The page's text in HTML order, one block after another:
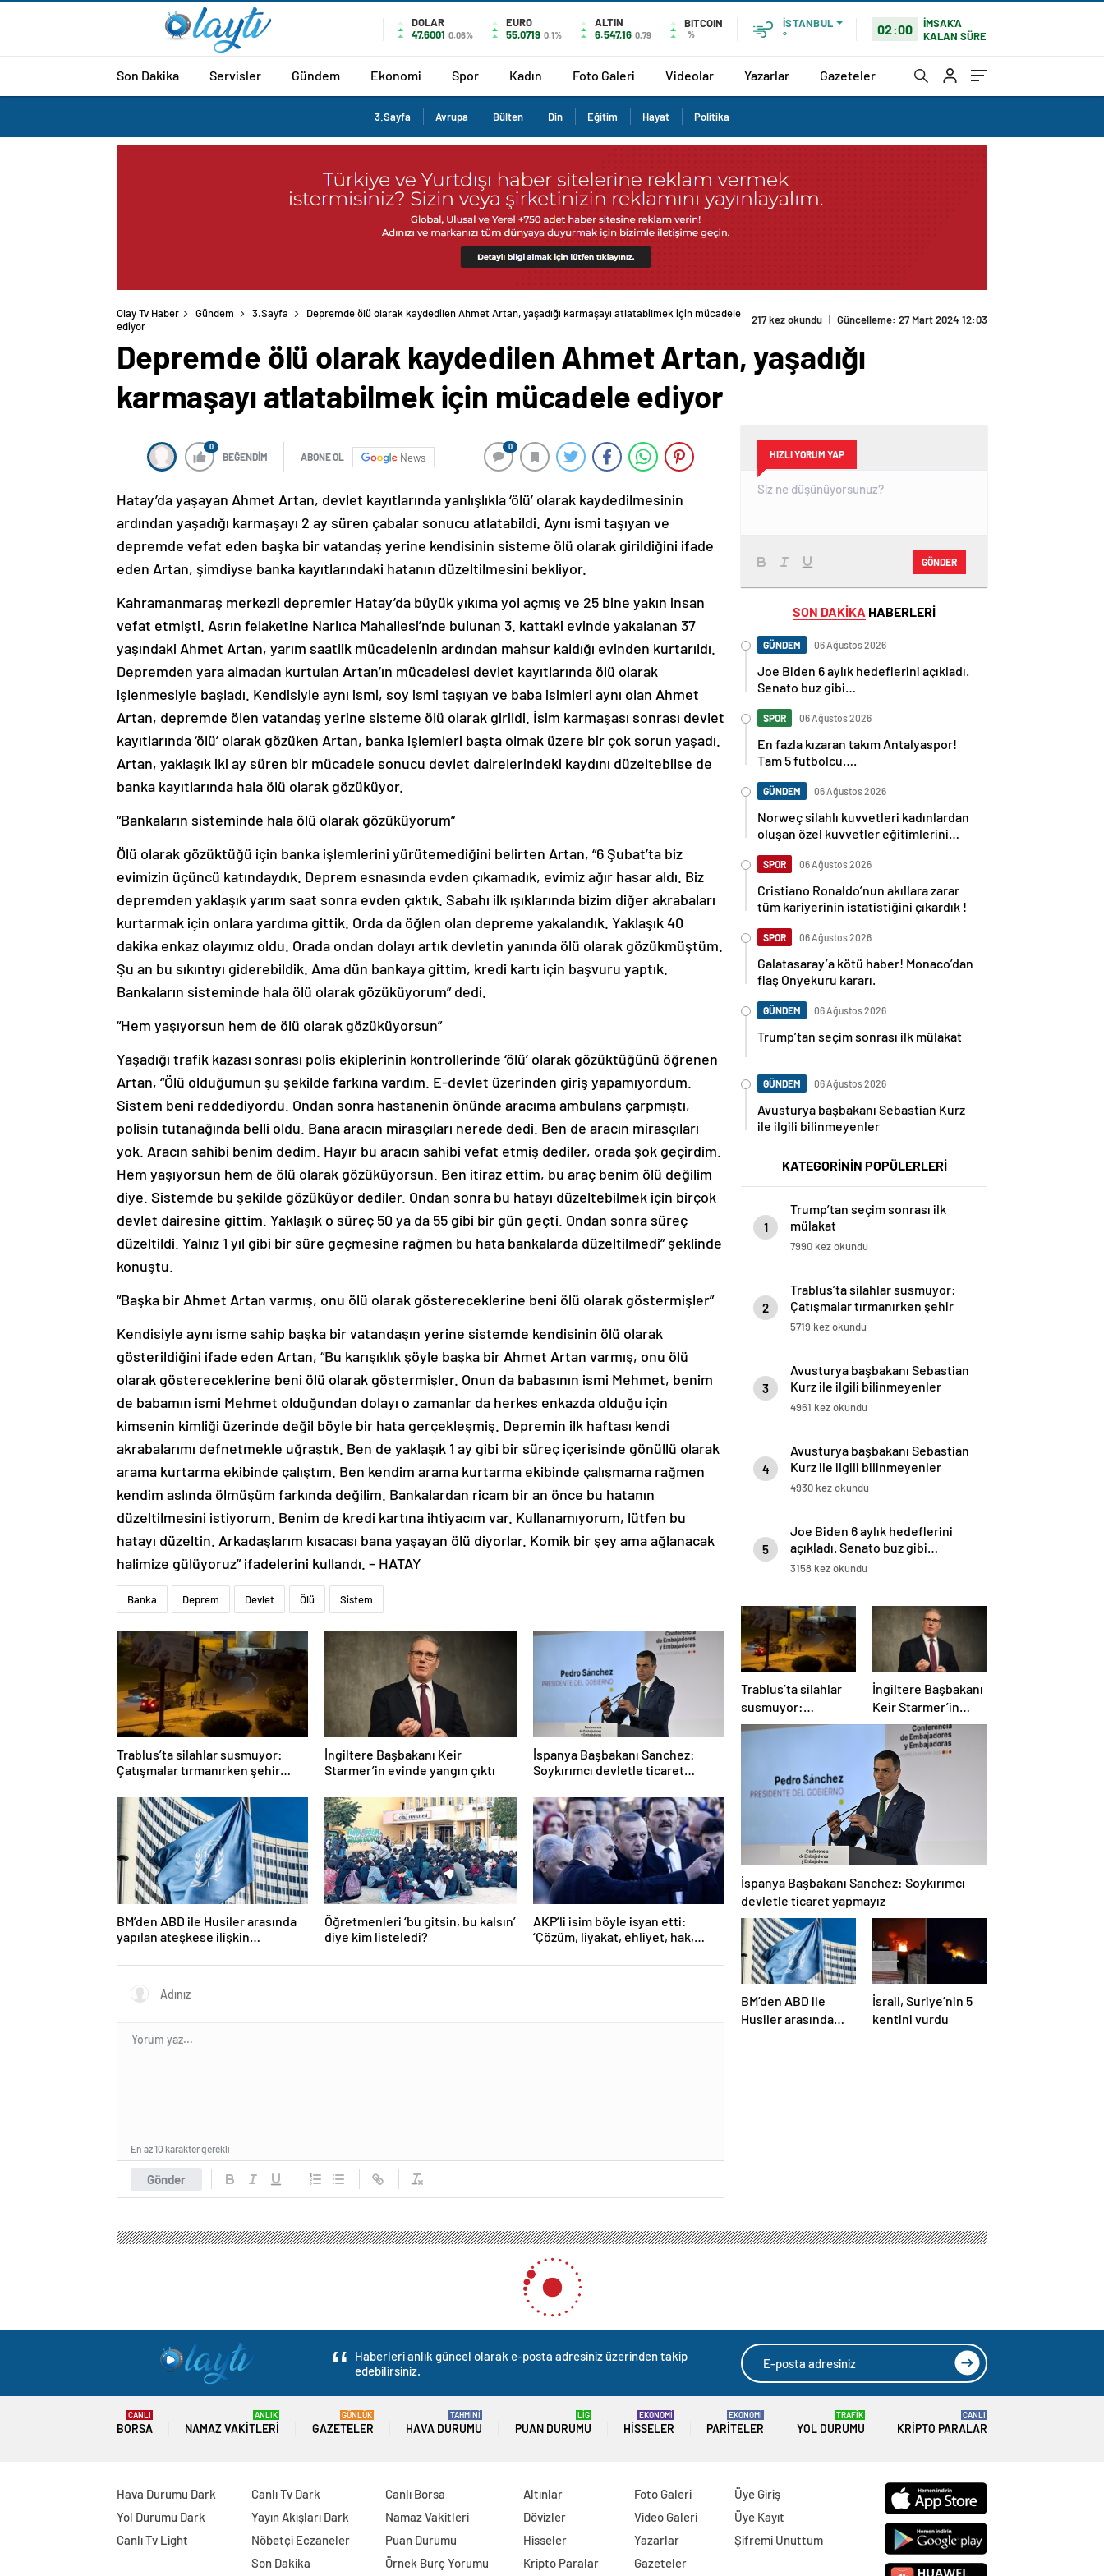
DOLAR
47,6001 0.06%
EURO
55,0719 0.1%
ALTIN
6.547,16 0,79
BITCOIN
%
İSTANBUL
°
02:00
İMSAK'A
KALAN SÜRE
Son Dakika Servisler Gündem Ekonomi Spor Kadın Foto Galeri Videolar Yazarlar Gazeteler
3.Sayfa Avrupa Bülten Din Eğitim Hayat Politika
Olay Tv Haber Gündem 3.Sayfa
Depremde ölü olarak kaydedilen Ahmet Artan, yaşadığı karmaşayı atlatabilmek için mücadele
ediyor
217 kez okundu | Güncelleme: 27 Mart 2024 12:03
Depremde ölü olarak kaydedilen Ahmet Artan, yaşadığı
karmaşayı atlatabilmek için mücadele ediyor
0
BEĞENDİM ABONE OL News
0
Hatay’da yaşayan Ahmet Artan, devlet kayıtlarında yanlışlıkla ‘ölü’ olarak kaydedilmesinin
ardından yaşadığı karmaşayı 2 ay süren çabalar sonucu atlatabildi. Aynı ismi taşıyan ve
depremde vefat eden başka bir vatandaş yerine kendisinin sisteme ölü olarak girildiğini ifade
eden Artan, şimdiyse banka kayıtlarındaki hatanın düzeltilmesini bekliyor.
Kahramanmaraş merkezli depremler Hatay’da büyük yıkıma yol açmış ve 25 bine yakın insan
vefat etmişti. Asrın felaketine Narlıca Mahallesi’nde bulunan 3. kattaki evinde yakalanan 37
yaşındaki Ahmet Artan, yarım saatlik mücadelenin ardından mahsur kaldığı evinden kurtarıldı.
Depremden yara almadan kurtulan Artan’ın mücadelesi devlet kayıtlarında ölü olarak
işlenmesiyle başladı. Kendisiyle aynı ismi, soy ismi taşıyan ve baba isimleri aynı olan Ahmet
Artan, depremde ölen vatandaş yerine sisteme ölü olarak girildi. İsim karmaşası sonrası devlet
kayıtlarında ‘ölü’ olarak gözüken Artan, banka işlemleri başta olmak üzere bir çok sorun yaşadı.
Artan, yaklaşık iki ay süren bir mücadele sonucu devlet dairelerindeki kaydını düzeltebilse de
banka kayıtlarında hala ölü olarak gözüküyor.
“Bankaların sisteminde hala ölü olarak gözüküyorum”
Ölü olarak gözüktüğü için banka işlemlerini yürütemediğini belirten Artan, “6 Şubat’ta biz
evimizin üçüncü katındaydık. Deprem esnasında evden çıkamadık, evimiz ağır hasar aldı. Biz
depremden yaklaşık yarım saat sonra evden çıktık. Sabahı ilk ışıklarında bizim diğer akrabaları
kurtarmak için onlara yardıma gittik. Orda da öğlen olan depreme yakalandık. Yaklaşık 40
dakika enkaz olayımız oldu. Orada ondan dolayı artık devletin yanında ölü olarak gözükmüştüm.
Şu an bu sıkıntıyı giderebildik. Ama dün bankaya gittim, kredi kartı için başvuru yaptık.
Bankaların sisteminde hala ölü olarak gözüküyorum” dedi.
“Hem yaşıyorsun hem de ölü olarak gözüküyorsun”
Yaşadığı trafik kazası sonrası polis ekiplerinin kontrollerinde ‘ölü’ olarak gözüktüğünü öğrenen
Artan, “Ölü olduğumun şu şekilde farkına vardım. E-devlet üzerinden giriş yapamıyordum.
Sistem beni reddediyordu. Ondan sonra hastanenin önünde aracıma ambulans çarpmıştı,
polisin tutanağında belli oldu. Bana aracın mirasçıları nerede dedi. Ben de aracın mirasçıları
yok. Aracın sahibi benim dedim. Hayır bu aracın sahibi vefat etmiş dediler, orada şok geçirdim.
Hem yaşıyorsun hem de ölü olarak gözüküyorsun. Ben itiraz ettim, bu araç benim ölü değilim
diye. Sistemde bu şekilde gözüküyor dediler. Ondan sonra bu hatayı düzeltebilmek için birçok
devlet dairesine gittim. Yaklaşık o süreç 50 ya da 55 gibi bir gün geçti. Ondan sonra süreç
düzeltildi. Yalnız 1 yıl gibi bir süre geçmesine rağmen bu hata bankalarda düzeltilmedi” şeklinde
konuştu.
“Başka bir Ahmet Artan varmış, onu ölü olarak göstereceklerine beni ölü olarak göstermişler”
Kendisiyle aynı isme sahip başka bir vatandaşın yerine sistemde kendisinin ölü olarak
gösterildiğini ifade eden Artan, “Bu karışıklık şöyle başka bir Ahmet Artan varmış, onu ölü
olarak göstereceklerine beni ölü olarak göstermişler. Onun da babasının ismi Mehmet, benim
de babamın ismi Mehmet olduğundan dolayı o zamanlar da herkes enkazda olduğu için
kimsenin kimliği üzerinde değil böyle bir hata gerçekleşmiş. Depremin ilk haftası kendi
akrabalarımı defnetmekle uğraştık. Ben de yaklaşık 1 ay gibi bir süreç içerisinde gönüllü olarak
arama kurtarma ekibinde çalıştım. Ben kendim arama kurtarma ekibinde çalışmama rağmen
kendim aslında ölmüşüm farkında değilim. Bankalardan ricam bir an önce bu hatanın
düzeltilmesini istiyorum. Benim de kredi kartına ihtiyacım var. Kullanamıyorum, lütfen bu
hatayı düzeltin. Arkadaşlarım kısacası bana yaşayan ölü diyorlar. Komik bir şey ama ağlanacak
halimize gülüyoruz” ifadelerini kullandı. – HATAY
Banka Deprem Devlet Ölü Sistem
Trablus’ta silahlar susmuyor:
Çatışmalar tırmanırken şehir
İngiltere Başbakanı Keir
Starmer’in evinde yangın çıktı
İspanya Başbakanı Sanchez:
Soykırımcı devletle ticaret
BM’den ABD ile Husiler arasında
yapılan ateşkese ilişkin
Öğretmenleri ‘bu gitsin, bu kalsın’
diye kim listeledi?
AKP’li isim böyle isyan etti:
‘Çözüm, liyakat, ehliyet, hak,
Gönder
En az 10 karakter gerekli
HIZLI YORUM YAP
GÖNDER
SON DAKİKA HABERLERİ
GÜNDEM 06 Ağustos 2026
Joe Biden 6 aylık hedeflerini açıkladı.
Senato buz gibi…
SPOR 06 Ağustos 2026
En fazla kızaran takım Antalyaspor!
Tam 5 futbolcu….
GÜNDEM 06 Ağustos 2026
Norweç silahlı kuvvetleri kadınlardan
oluşan özel kuvvetler eğitimlerini
SPOR 06 Ağustos 2026
Cristiano Ronaldo’nun akıllara zarar
tüm kariyerinin istatistiğini çıkardık !
SPOR 06 Ağustos 2026
Galatasaray’a kötü haber! Monaco’dan
flaş Onyekuru kararı.
GÜNDEM 06 Ağustos 2026
Trump’tan seçim sonrası ilk mülakat
GÜNDEM 06 Ağustos 2026
Avusturya başbakanı Sebastian Kurz
ile ilgili bilinmeyenler
KATEGORİNİN POPÜLERLERİ
1
Trump’tan seçim sonrası ilk
mülakat
7990 kez okundu
2
Trablus’ta silahlar susmuyor:
Çatışmalar tırmanırken şehir
alarmda
5719 kez okundu
3
Avusturya başbakanı Sebastian
Kurz ile ilgili bilinmeyenler
4961 kez okundu
4
Avusturya başbakanı Sebastian
Kurz ile ilgili bilinmeyenler
4930 kez okundu
5
Joe Biden 6 aylık hedeflerini
açıkladı. Senato buz gibi…
3158 kez okundu
Trablus’ta silahlar
susmuyor:
Çatışmalar
İngiltere Başbakanı
Keir Starmer’in
evinde yangın çıktı
İspanya Başbakanı Sanchez: Soykırımcı
devletle ticaret yapmayız
BM’den ABD ile
Husiler arasında
İsrail, Suriye’nin 5
kentini vurdu
Haberleri anlık güncel olarak e-posta adresiniz üzerinden takip
edebilirsiniz.
BORSA
CANLI
NAMAZ VAKITLERI
ANLIK
GAZETELER
GÜNLÜK
HAVA DURUMU
TAHMİNİ
PUAN DURUMU
LİG
HISSELER
EKONOMİ
PARITELER
EKONOMİ
YOL DURUMU
TRAFİK
KRIPTO PARALAR
CANLI
Hava Durumu Dark
Yol Durumu Dark
Canlı Tv Light
Canlı Tv Dark
Yayın Akışları Dark
Nöbetçi Eczaneler
Son Dakika
Canlı Borsa
Namaz Vakitleri
Puan Durumu
Örnek Burç Yorumu
Altınlar
Dövizler
Hisseler
Kripto Paralar
Foto Galeri
Video Galeri
Yazarlar
Gazeteler
Üye Giriş
Üye Kayıt
Şifremi Unuttum